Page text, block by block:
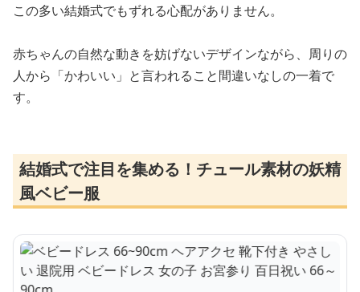
この多い結婚式でもずれる心配がありません。
赤ちゃんの自然な動きを妨げないデザインながら、周りの
人から「かわいい」と言われること間違いなしの一着で
す。
結婚式で注目を集める！チュール素材の妖精
風ベビー服